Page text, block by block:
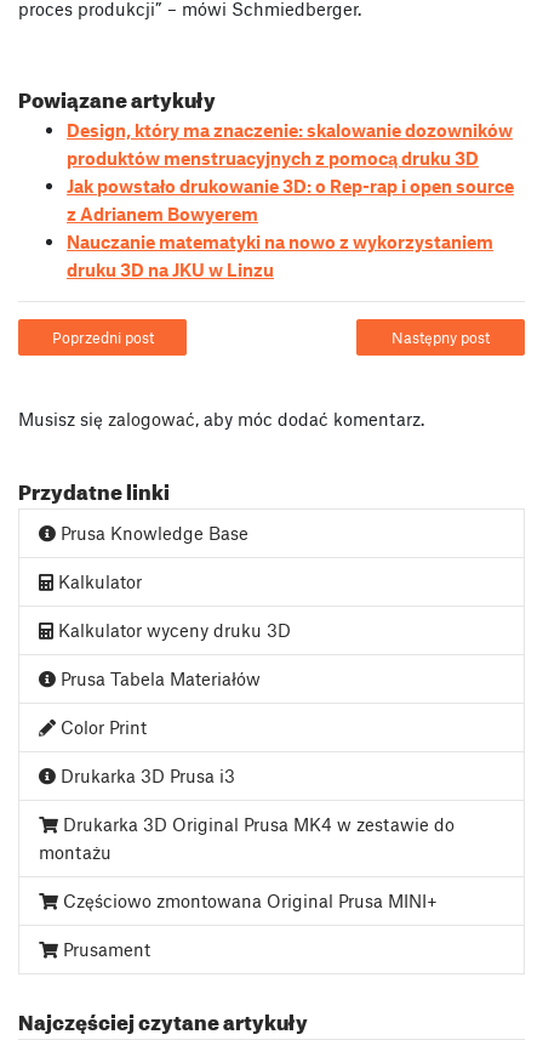
proces produkcji” – mówi Schmiedberger.
Powiązane artykuły
Design, który ma znaczenie: skalowanie dozowników
produktów menstruacyjnych z pomocą druku 3D
Jak powstało drukowanie 3D: o Rep-rap i open source
z Adrianem Bowyerem
Nauczanie matematyki na nowo z wykorzystaniem
druku 3D na JKU w Linzu
Poprzedni post Następny post
Musisz się zalogować, aby móc dodać komentarz.
Przydatne linki
Prusa Knowledge Base
Kalkulator
Kalkulator wyceny druku 3D
Prusa Tabela Materiałów
Color Print
Drukarka 3D Prusa i3
Drukarka 3D Original Prusa MK4 w zestawie do
montażu
Częściowo zmontowana Original Prusa MINI+
Prusament
Najczęściej czytane artykuły